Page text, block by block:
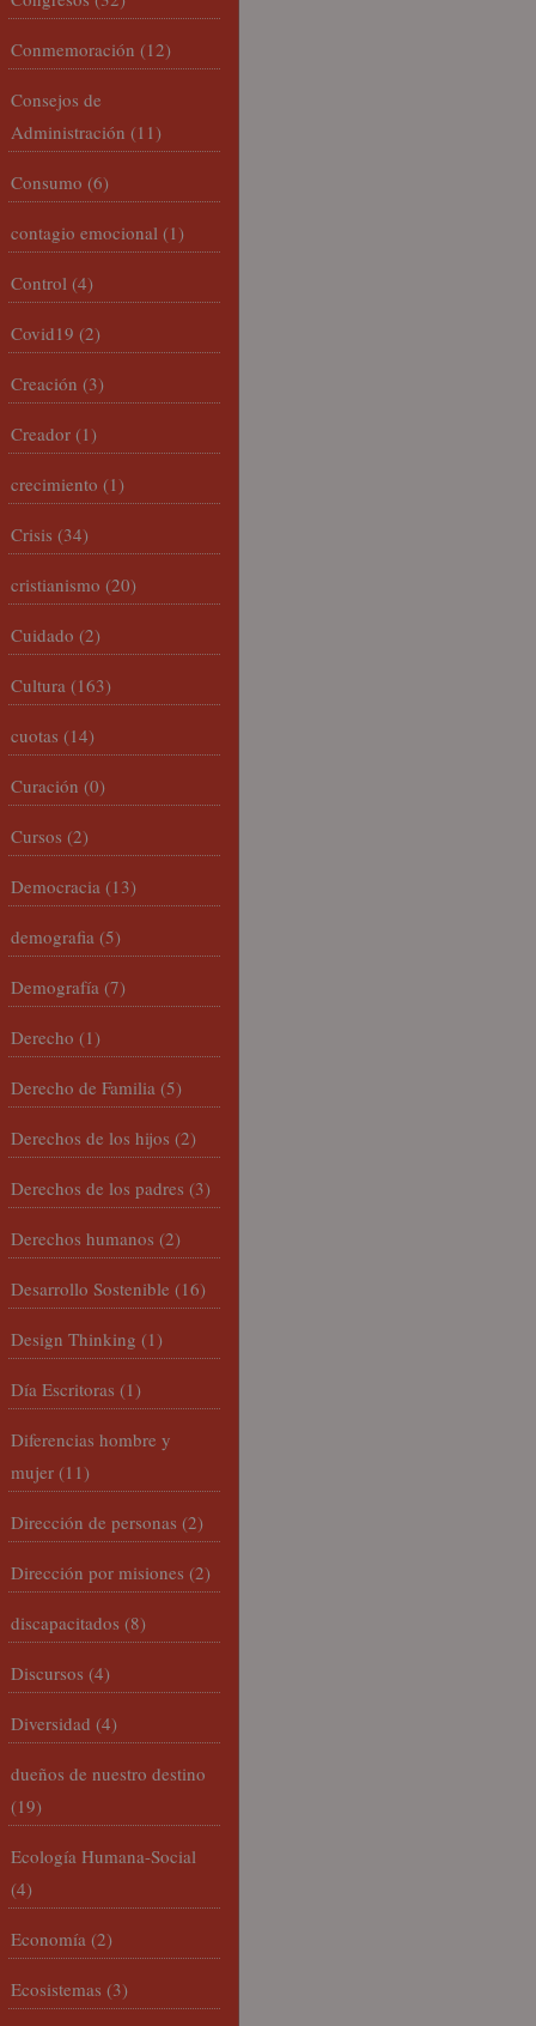
Conmemoración (12)
Consejos de
Administración (11)
Consumo (6)
contagio emocional (1)
Control (4)
Covid19 (2)
Creación (3)
Creador (1)
crecimiento (1)
Crisis (34)
cristianismo (20)
Cuidado (2)
Cultura (163)
cuotas (14)
Curación (0)
Cursos (2)
Democracia (13)
demografia (5)
Demografía (7)
Derecho (1)
Derecho de Familia (5)
Derechos de los hijos (2)
Derechos de los padres (3)
Derechos humanos (2)
Desarrollo Sostenible (16)
Design Thinking (1)
Día Escritoras (1)
Diferencias hombre y
mujer (11)
Dirección de personas (2)
Dirección por misiones (2)
discapacitados (8)
Discursos (4)
Diversidad (4)
dueños de nuestro destino
(19)
Ecología Humana-Social
(4)
Economía (2)
Ecosistemas (3)